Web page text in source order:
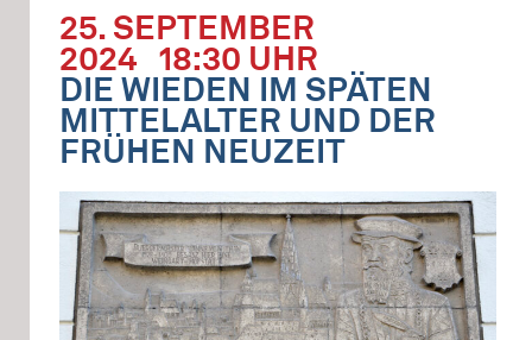
25. SEPTEMBER
2024 18:30 UHR
DIE WIEDEN IM SPÄTEN
MITTELALTER UND DER
FRÜHEN NEUZEIT